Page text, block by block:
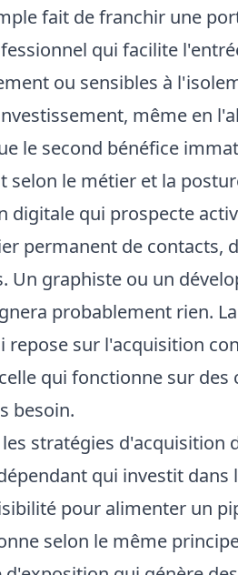
fait de franchir une
qui facilite
ou sensibles à
même en
le second bénéfice
selon le métier et la
digitale qui prospecte
permanent de contacts,
Un graphiste ou un
probablement rien.
repose sur l'acquisition
qui fonctionne sur
besoin.
stratégies d'acquisition
qui investit dans
pour alimenter un
selon le même